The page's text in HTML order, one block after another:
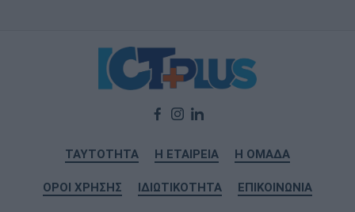
ΤΑΥΤΟΤΗΤΑ Η ΕΤΑΙΡΕΙΑ Η ΟΜΑΔΑ
ΟΡΟΙ ΧΡΗΣΗΣ ΙΔΙΩΤΙΚΟΤΗΤΑ ΕΠΙΚΟΙΝΩΝΙΑ